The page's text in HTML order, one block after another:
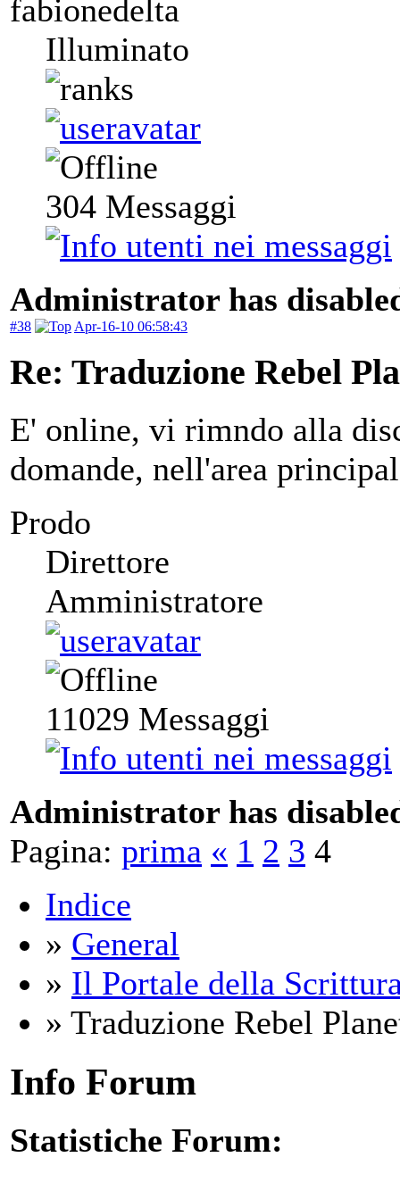
fabionedelta
Illuminato
304 Messaggi
Administrator has
#38 Apr-16-10 06:58:43
Re: Traduzione Rebel
E' online, vi rimndo alla
domande, nell'area
Prodo
Direttore
Amministratore
11029 Messaggi
Administrator has
Pagina: prima « 1 2 3 4
Indice
» General
» Il Portale della
» Traduzione Rebel
Info Forum
Statistiche Forum: